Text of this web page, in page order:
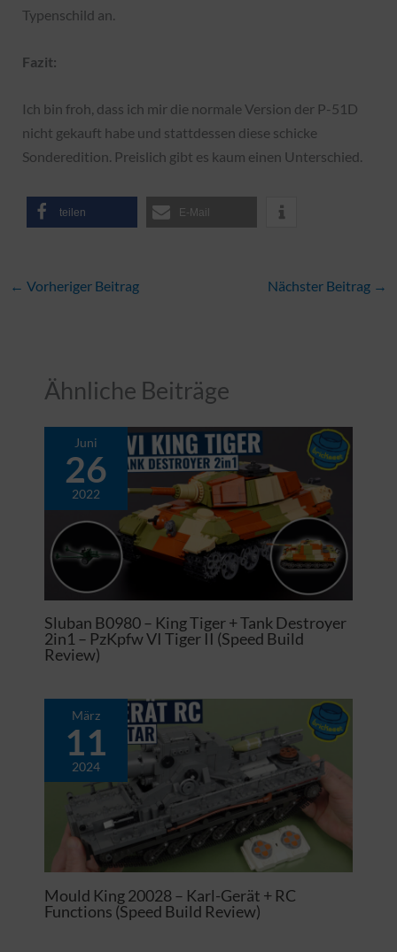
Typenschild an.
Fazit:
Ich bin froh, dass ich mir die normale Version der P-51D
nicht gekauft habe und stattdessen diese schicke
Sonderedition. Preislich gibt es kaum einen Unterschied.
teilen E-Mail
← Vorheriger Beitrag Nächster Beitrag →
Ähnliche Beiträge
Juni
26
2022
Sluban B0980 – King Tiger + Tank Destroyer
2in1 – PzKpfw VI Tiger II (Speed Build
Review)
März
11
2024
Mould King 20028 – Karl-Gerät + RC
Functions (Speed Build Review)